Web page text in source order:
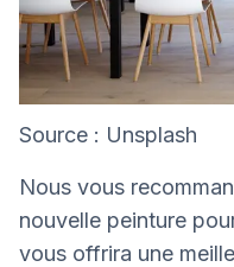
Source : Unsplash
Nous vous
nouvelle peinture
vous offrira une